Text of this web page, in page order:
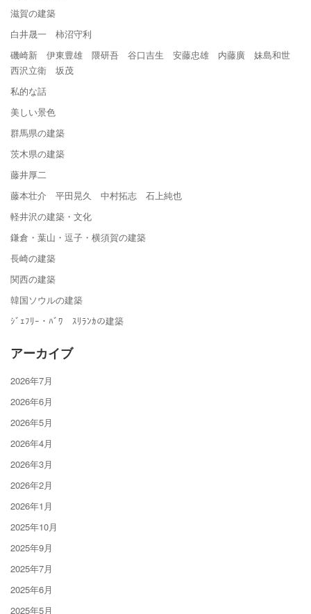
滋賀の建築
白井晟一 柿沼守利
磯崎新 伊東豊雄 隈研吾 谷口吉生 安藤忠雄 内藤廣 妹島和世
西沢立衛 坂茂
私的な話
美しい景色
群馬県の建築
茨木県の建築
藤井厚二
藤本壮介 平田晃久 中村拓志 石上純也
軽井沢の建築・文化
鎌倉・葉山・逗子・横須賀の建築
長崎の建築
関西の建築
韓国ソウルの建築
ｼﾞｪﾌﾘｰ・ﾊﾞﾜ ｽﾘﾗﾝｶの建築
アーカイブ
2026年7月
2026年6月
2026年5月
2026年4月
2026年3月
2026年2月
2026年1月
2025年10月
2025年9月
2025年7月
2025年6月
2025年5月